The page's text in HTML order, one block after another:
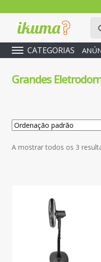
CATEGORIAS
A mostrar todos os 3
Grandes